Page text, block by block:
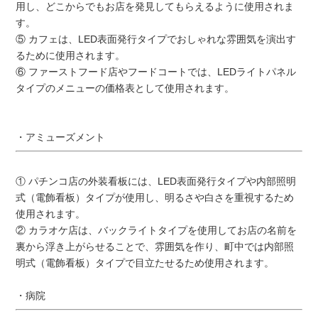
用し、どこからでもお店を発見してもらえるように使用されま
す。
⑤ カフェは、LED表面発行タイプでおしゃれな雰囲気を演出す
るために使用されます。
⑥ ファーストフード店やフードコートでは、LEDライトパネル
タイプのメニューの価格表として使用されます。
・アミューズメント
① パチンコ店の外装看板には、LED表面発行タイプや内部照明
式（電飾看板）タイプが使用し、明るさや白さを重視するため
使用されます。
② カラオケ店は、バックライトタイプを使用してお店の名前を
裏から浮き上がらせることで、雰囲気を作り、町中では内部照
明式（電飾看板）タイプで目立たせるため使用されます。
・病院